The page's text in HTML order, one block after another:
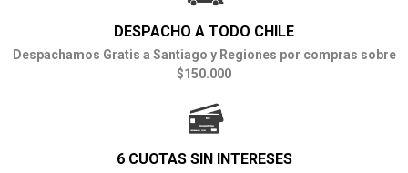
DESPACHO A TODO CHILE
Despachamos Gratis a Santiago y Regiones por compras sobre
$150.000
6 CUOTAS SIN INTERESES